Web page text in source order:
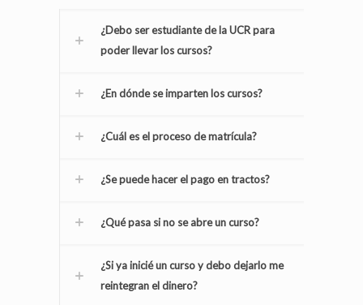
¿Debo ser estudiante de la UCR para
poder llevar los cursos?
¿En dónde se imparten los cursos?
¿Cuál es el proceso de matrícula?
¿Se puede hacer el pago en tractos?
¿Qué pasa si no se abre un curso?
¿Si ya inicié un curso y debo dejarlo me
reintegran el dinero?